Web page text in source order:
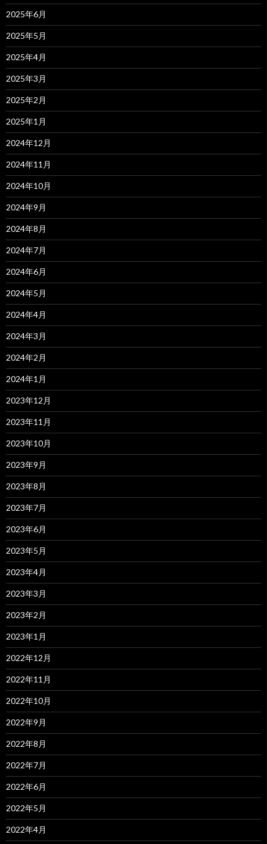
2025年6月
2025年5月
2025年4月
2025年3月
2025年2月
2025年1月
2024年12月
2024年11月
2024年10月
2024年9月
2024年8月
2024年7月
2024年6月
2024年5月
2024年4月
2024年3月
2024年2月
2024年1月
2023年12月
2023年11月
2023年10月
2023年9月
2023年8月
2023年7月
2023年6月
2023年5月
2023年4月
2023年3月
2023年2月
2023年1月
2022年12月
2022年11月
2022年10月
2022年9月
2022年8月
2022年7月
2022年6月
2022年5月
2022年4月